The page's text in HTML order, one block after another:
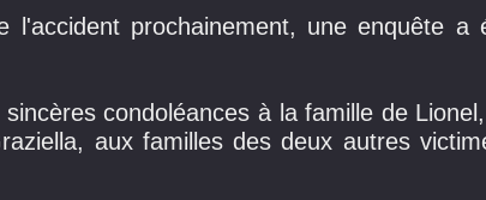
prochainement, une enquête a
condoléances à la famille de
aux familles des deux autres